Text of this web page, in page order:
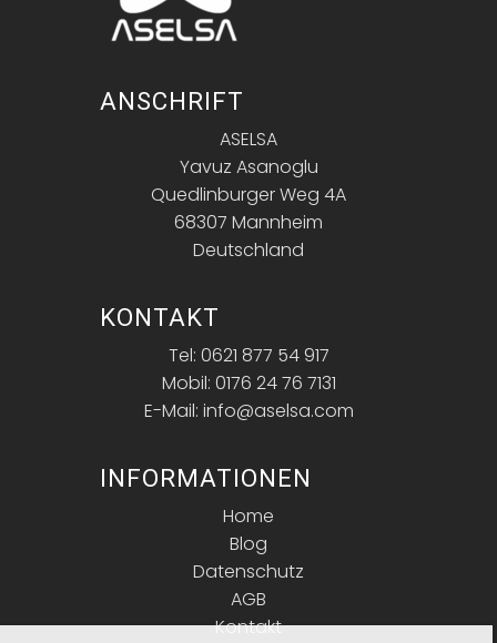
ANSCHRIFT
ASELSA
Yavuz Asanoglu
Quedlinburger Weg 4A
68307 Mannheim
Deutschland
KONTAKT
Tel: 0621 877 54 917
Mobil: 0176 24 76 7131
E-Mail: info@aselsa.com
INFORMATIONEN
Home
Blog
Datenschutz
AGB
Kontakt